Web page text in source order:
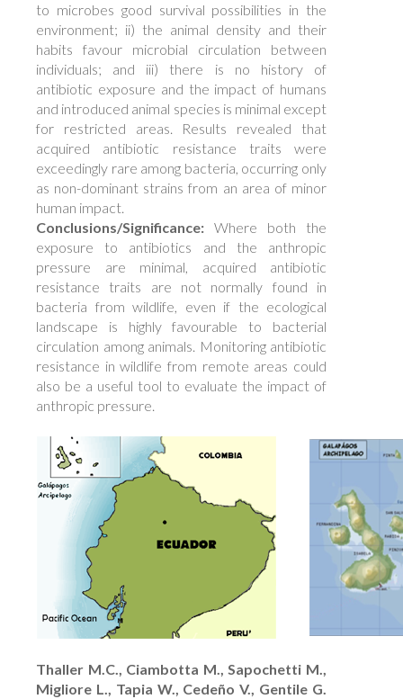
to microbes good survival possibilities in the
environment; ii) the animal density and their
habits favour microbial circulation between
individuals; and iii) there is no history of
antibiotic exposure and the impact of humans
and introduced animal species is minimal except
for restricted areas. Results revealed that
acquired antibiotic resistance traits were
exceedingly rare among bacteria, occurring only
as non-dominant strains from an area of minor
human impact.
Conclusions/Significance: Where both the
exposure to antibiotics and the anthropic
pressure are minimal, acquired antibiotic
resistance traits are not normally found in
bacteria from wildlife, even if the ecological
landscape is highly favourable to bacterial
circulation among animals. Monitoring antibiotic
resistance in wildlife from remote areas could
also be a useful tool to evaluate the impact of
anthropic pressure.
Thaller M.C., Ciambotta M., Sapochetti M.,
Migliore L., Tapia W., Cedeño V., Gentile G.